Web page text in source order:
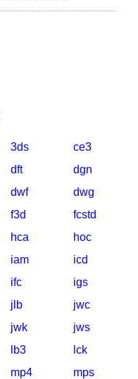
3ds
ce3
dft
dgn
dwf
dwg
f3d
fcstd
hca
hoc
iam
icd
ifc
igs
jlb
jwc
jwk
jws
lb3
lck
mp4
mps